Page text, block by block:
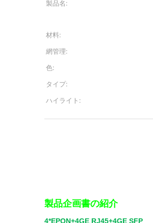
製品名:
材料:
網管理:
色:
タイプ:
ハイライト:
製品企画書の紹介
4*EPON+4GE RJ45+4GE SFP